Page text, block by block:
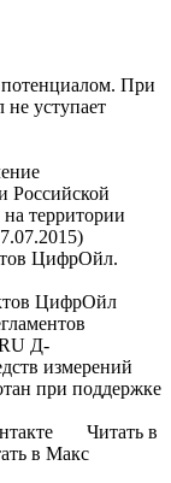
При
уступает
Российской
территории
ЦифрОйл.
ЦифрОйл
Д-
измерений
при поддержке
Читать в
в Макс